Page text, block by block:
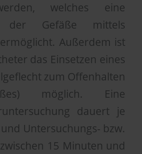
welches eine
der Gefäße mittels
Außerdem ist
das Einsetzen eines
zum Offenhalten
möglich. Eine
dauert je
Untersuchungs- bzw.
15 Minuten und